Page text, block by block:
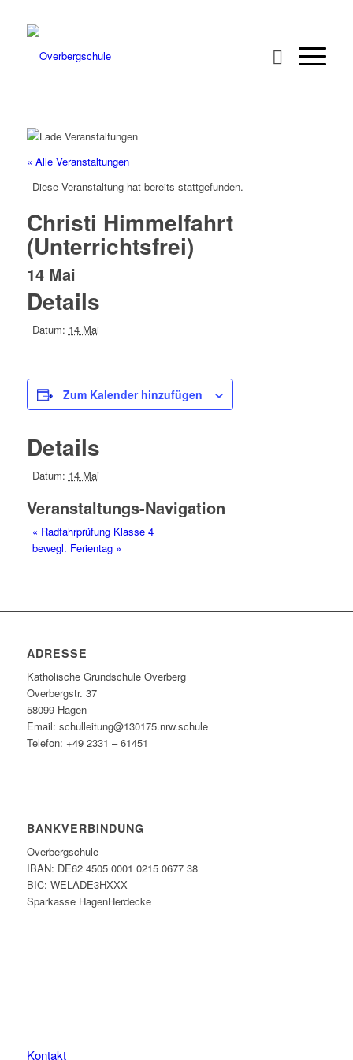
« Alle Veranstaltungen
Diese Veranstaltung hat bereits stattgefunden.
Christi Himmelfahrt
(Unterrichtsfrei)
14 Mai
Details
Datum: 14 Mai
Zum Kalender hinzufügen
Details
Datum: 14 Mai
Veranstaltungs-Navigation
« Radfahrprüfung Klasse 4
bewegl. Ferientag »
ADRESSE
Katholische Grundschule Overberg
Overbergstr. 37
58099 Hagen
Email: schulleitung@130175.nrw.schule
Telefon: +49 2331 – 61451
BANKVERBINDUNG
Overbergschule
IBAN: DE62 4505 0001 0215 0677 38
BIC: WELADE3HXXX
Sparkasse HagenHerdecke
Kontakt